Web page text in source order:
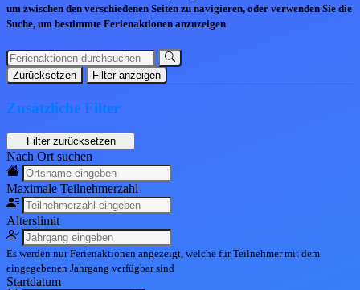
um zwischen den verschiedenen Seiten zu navigieren, oder verwenden Sie die
Suche, um bestimmte Ferienaktionen anzuzeigen
Zurücksetzen Filter anzeigen
Zusätzliche Filter
Nach Ort suchen
Maximale Teilnehmerzahl
Alterslimit
Es werden nur Ferienaktionen angezeigt, welche für Teilnehmer mit dem
eingegebenen Jahrgang verfügbar sind
Startdatum